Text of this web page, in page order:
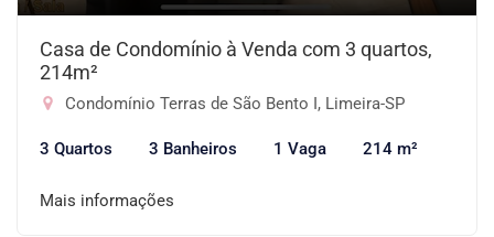
Casa de Condomínio à Venda com 3 quartos,
214m²
Condomínio Terras de São Bento I, Limeira-SP
3 Quartos 3 Banheiros 1 Vaga 214 m²
Mais informações